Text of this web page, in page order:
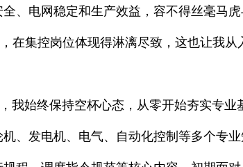
、电网稳定和生产效益，容不得丝毫马
在集控岗位体现得淋漓尽致，这也让我
始终保持空杯心态，从零开始夯实专业
、发电机、电气、自动化控制等多个专